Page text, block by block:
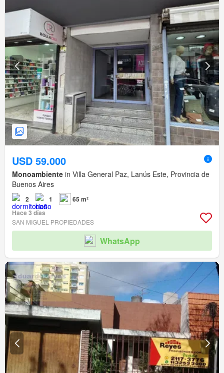
USD 59.000
Monoambiente in Villa General Paz, Lanús Este, Provincia de
Buenos Aires
2 1
65 m²
Hace 3 días
SAN MIGUEL PROPIEDADES
WhatsApp